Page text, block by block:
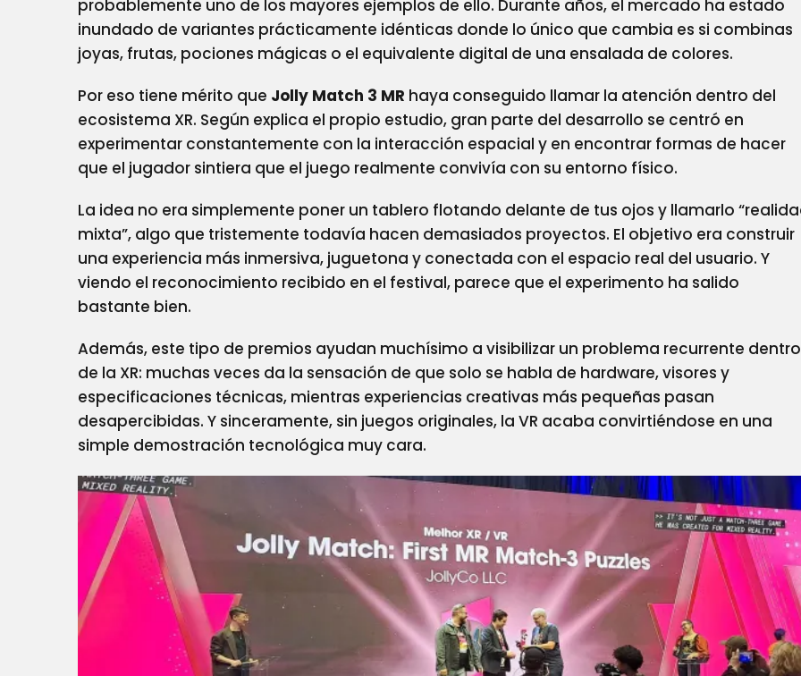
probablemente uno de los mayores ejemplos de ello. Durante años, el mercado ha estado
inundado de variantes prácticamente idénticas donde lo único que cambia es si combinas
joyas, frutas, pociones mágicas o el equivalente digital de una ensalada de colores.
Por eso tiene mérito que Jolly Match 3 MR haya conseguido llamar la atención dentro del
ecosistema XR. Según explica el propio estudio, gran parte del desarrollo se centró en
experimentar constantemente con la interacción espacial y en encontrar formas de hacer
que el jugador sintiera que el juego realmente convivía con su entorno físico.
La idea no era simplemente poner un tablero flotando delante de tus ojos y llamarlo
mixta”, algo que tristemente todavía hacen demasiados proyectos. El objetivo era construir
una experiencia más inmersiva, juguetona y conectada con el espacio real del usuario. Y
viendo el reconocimiento recibido en el festival, parece que el experimento ha salido
bastante bien.
Además, este tipo de premios ayudan muchísimo a visibilizar un problema recurrente dentro
de la XR: muchas veces da la sensación de que solo se habla de hardware, visores y
especificaciones técnicas, mientras experiencias creativas más pequeñas pasan
desapercibidas. Y sinceramente, sin juegos originales, la VR acaba convirtiéndose en una
simple demostración tecnológica muy cara.